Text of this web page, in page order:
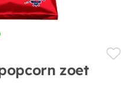
zoet